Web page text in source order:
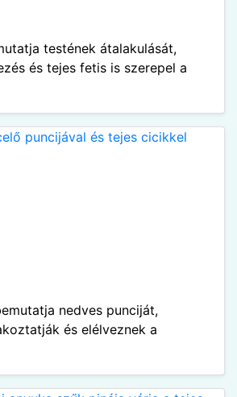
testének átalakulását,
és tejes fetis is szerepel a
nedves punciját,
és elélveznek a